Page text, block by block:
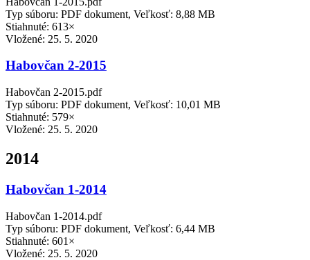
Typ súboru: PDF dokument, Veľkosť: 8,88 MB
Stiahnuté: 613×
Vložené: 25. 5. 2020
Habovčan 2-2015
Habovčan 2-2015.pdf
Typ súboru: PDF dokument, Veľkosť: 10,01 MB
Stiahnuté: 579×
Vložené: 25. 5. 2020
2014
Habovčan 1-2014
Habovčan 1-2014.pdf
Typ súboru: PDF dokument, Veľkosť: 6,44 MB
Stiahnuté: 601×
Vložené: 25. 5. 2020